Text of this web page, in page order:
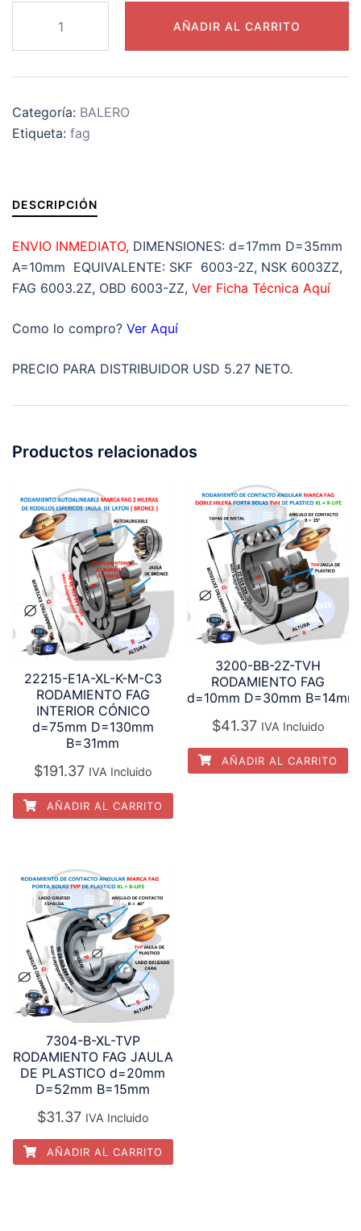
L038
RODAMIENTO
d=17mm
D=35mm
AÑADIR AL CARRITO
Categoría: BALERO
Etiqueta: fag
DESCRIPCIÓN
ENVIO INMEDIATO, DIMENSIONES: d=17mm D=35mm
A=10mm EQUIVALENTE: SKF 6003-2Z, NSK 6003ZZ,
FAG 6003.2Z, OBD 6003-ZZ, Ver Ficha Técnica Aquí
Como lo compro? Ver Aquí
PRECIO PARA DISTRIBUIDOR USD 5.27 NETO.
Productos relacionados
22215-E1A-XL-K-M-C3
RODAMIENTO FAG
INTERIOR CÓNICO
d=75mm D=130mm
B=31mm
$191.37 IVA Incluido
AÑADIR AL CARRITO
3200-BB-2Z-TVH
RODAMIENTO FAG
d=10mm D=30mm B=14mm
$41.37 IVA Incluido
AÑADIR AL CARRITO
7304-B-XL-TVP
RODAMIENTO FAG JAULA
DE PLASTICO d=20mm
D=52mm B=15mm
$31.37 IVA Incluido
AÑADIR AL CARRITO